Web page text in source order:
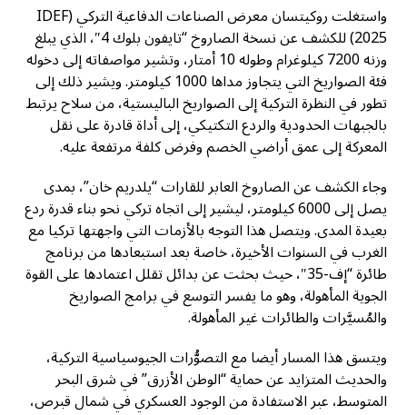
واستغلت روكيتسان معرض الصناعات الدفاعية التركي (IDEF
2025) للكشف عن نسخة الصاروخ “تايفون بلوك 4″، الذي يبلغ
وزنه 7200 كيلوغرام وطوله 10 أمتار، وتشير مواصفاته إلى دخوله
فئة الصواريخ التي يتجاوز مداها 1000 كيلومتر. ويشير ذلك إلى
تطور في النظرة التركية إلى الصواريخ الباليستية، من سلاح يرتبط
بالجبهات الحدودية والردع التكتيكي، إلى أداة قادرة على نقل
المعركة إلى عمق أراضي الخصم وفرض كلفة مرتفعة عليه.
وجاء الكشف عن الصاروخ العابر للقارات “يلدريم خان”، بمدى
يصل إلى 6000 كيلومتر، ليشير إلى اتجاه تركي نحو بناء قدرة ردع
بعيدة المدى. ويتصل هذا التوجه بالأزمات التي واجهتها تركيا مع
الغرب في السنوات الأخيرة، خاصة بعد استبعادها من برنامج
طائرة “إف-35″، حيث بحثت عن بدائل تقلل اعتمادها على القوة
الجوية المأهولة، وهو ما يفسر التوسع في برامج الصواريخ
والمُسيَّرات والطائرات غير المأهولة.
ويتسق هذا المسار أيضا مع التصوُّرات الجيوسياسية التركية،
والحديث المتزايد عن حماية “الوطن الأزرق” في شرق البحر
المتوسط، عبر الاستفادة من الوجود العسكري في شمال قبرص،